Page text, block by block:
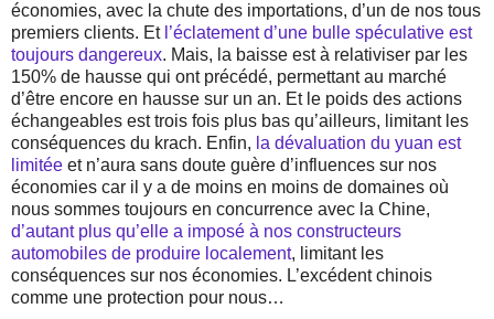
économies, avec la chute des importations, d’un de nos tous
premiers clients. Et l’éclatement d’une bulle spéculative est
toujours dangereux. Mais, la baisse est à relativiser par les
150% de hausse qui ont précédé, permettant au marché
d’être encore en hausse sur un an. Et le poids des actions
échangeables est trois fois plus bas qu’ailleurs, limitant les
conséquences du krach. Enfin, la dévaluation du yuan est
limitée et n’aura sans doute guère d’influences sur nos
économies car il y a de moins en moins de domaines où
nous sommes toujours en concurrence avec la Chine,
d’autant plus qu’elle a imposé à nos constructeurs
automobiles de produire localement, limitant les
conséquences sur nos économies. L’excédent chinois
comme une protection pour nous…